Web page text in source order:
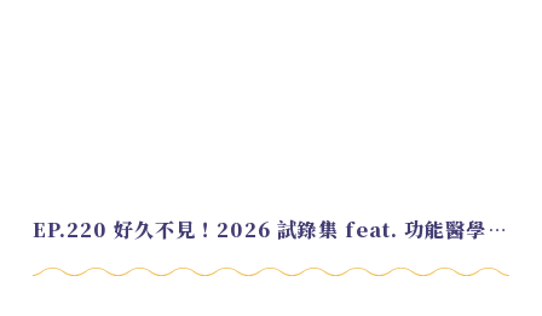
EP.220 好久不見！2026 試錄集 feat. 功能醫學營養師 美寶